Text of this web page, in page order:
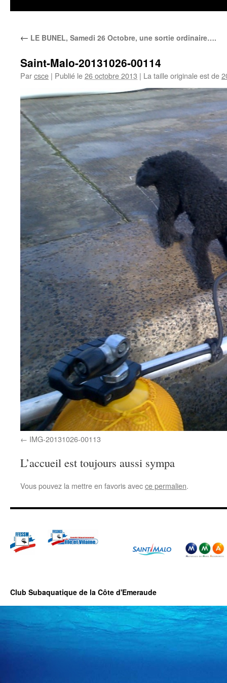
← LE BUNEL, Samedi 26 Octobre, une sortie ordinaire….
Saint-Malo-20131026-00114
Parcsce | Publié le26 octobre 2013 | La taille originale est de
IMG-20131026-00113
L’accueil est toujours aussi sympa
Vous pouvez la mettre en favoris avecce permalien.
Club Subaquatique de la Côte d'Emeraude